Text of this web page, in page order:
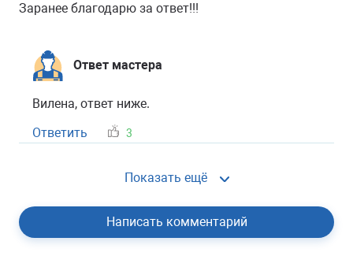
Заранее благодарю за ответ!!!
Ответ мастера
Вилена, ответ ниже.
Ответить
3
Показать ещё
Написать комментарий